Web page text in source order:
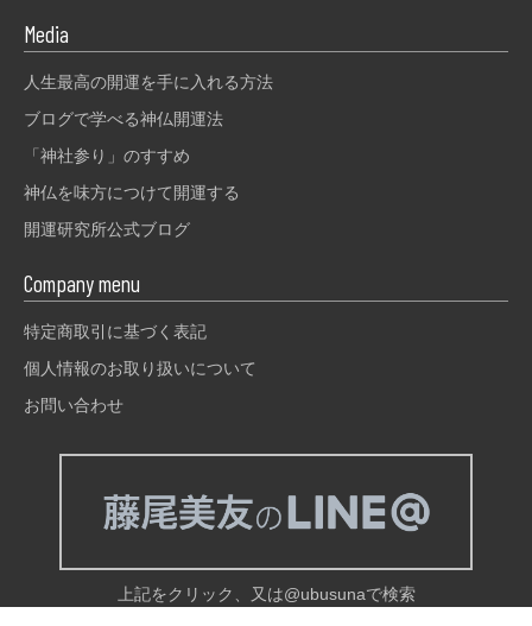
Media
人生最高の開運を手に入れる方法
ブログで学べる神仏開運法
「神社参り」のすすめ
神仏を味方につけて開運する
開運研究所公式ブログ
Company menu
特定商取引に基づく表記
個人情報のお取り扱いについて
お問い合わせ
上記をクリック、又は@ubusunaで検索